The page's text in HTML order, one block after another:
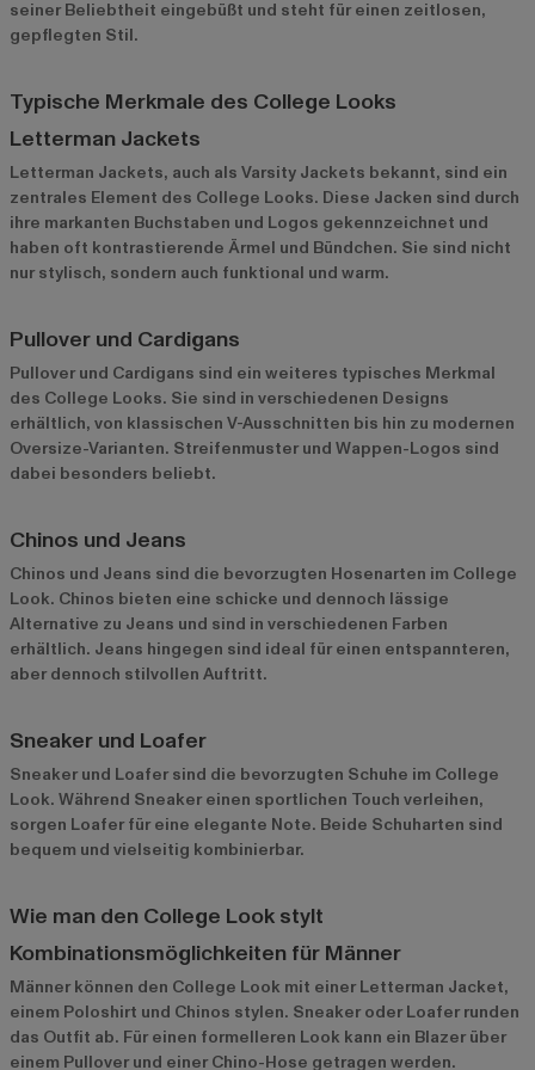
seiner Beliebtheit eingebüßt und steht für einen zeitlosen,
gepflegten Stil.
Typische Merkmale des College Looks
Letterman Jackets
Letterman Jackets, auch als Varsity Jackets bekannt, sind ein
zentrales Element des College Looks. Diese Jacken sind durch
ihre markanten Buchstaben und Logos gekennzeichnet und
haben oft kontrastierende Ärmel und Bündchen. Sie sind nicht
nur stylisch, sondern auch funktional und warm.
Pullover und Cardigans
Pullover und Cardigans sind ein weiteres typisches Merkmal
des College Looks. Sie sind in verschiedenen Designs
erhältlich, von klassischen V-Ausschnitten bis hin zu modernen
Oversize-Varianten. Streifenmuster und Wappen-Logos sind
dabei besonders beliebt.
Chinos und Jeans
Chinos und Jeans sind die bevorzugten Hosenarten im College
Look. Chinos bieten eine schicke und dennoch lässige
Alternative zu Jeans und sind in verschiedenen Farben
erhältlich. Jeans hingegen sind ideal für einen entspannteren,
aber dennoch stilvollen Auftritt.
Sneaker und Loafer
Sneaker und Loafer sind die bevorzugten Schuhe im College
Look. Während Sneaker einen sportlichen Touch verleihen,
sorgen Loafer für eine elegante Note. Beide Schuharten sind
bequem und vielseitig kombinierbar.
Wie man den College Look stylt
Kombinationsmöglichkeiten für Männer
Männer können den College Look mit einer Letterman Jacket,
einem Poloshirt und Chinos stylen. Sneaker oder Loafer runden
das Outfit ab. Für einen formelleren Look kann ein Blazer über
einem Pullover und einer Chino-Hose getragen werden.